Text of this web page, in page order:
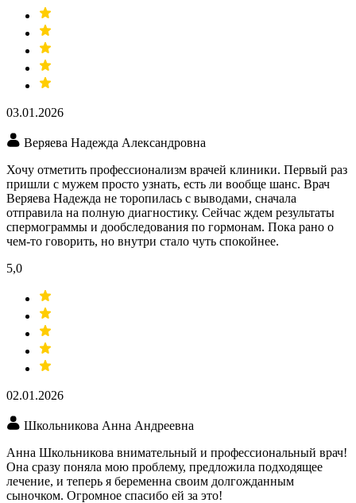
03.01.2026
Веряева Надежда Александровна
Хочу отметить профессионализм врачей клиники. Первый раз
пришли с мужем просто узнать, есть ли вообще шанс. Врач
Веряева Надежда не торопилась с выводами, сначала
отправила на полную диагностику. Сейчас ждем результаты
спермограммы и дообследования по гормонам. Пока рано о
чем-то говорить, но внутри стало чуть спокойнее.
5,0
02.01.2026
Школьникова Анна Андреевна
Анна Школьникова внимательный и профессиональный врач!
Она сразу поняла мою проблему, предложила подходящее
лечение, и теперь я беременна своим долгожданным
сыночком. Огромное спасибо ей за это!